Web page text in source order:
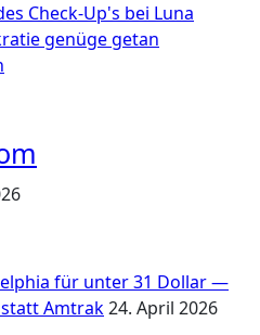
Check-Up's bei Luna
genüge getan
für unter 31 Dollar —
Amtrak24. April 2026